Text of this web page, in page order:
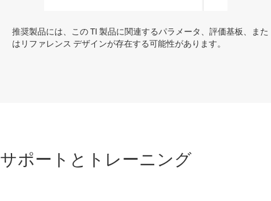
推奨製品には、この TI 製品に関連するパラメータ、評価基板、また
はリファレンス デザインが存在する可能性があります。
サポートとトレーニング